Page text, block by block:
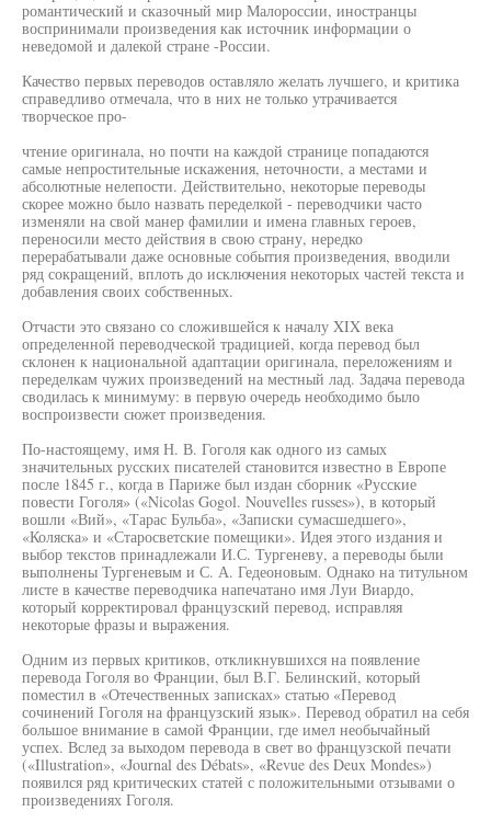
романтический и сказочный мир Малороссии, иностранцы
воспринимали произведения как источник информации о
неведомой и далекой стране -России.
Качество первых переводов оставляло желать лучшего, и критика
справедливо отмечала, что в них не только утрачивается
творческое про-
чтение оригинала, но почти на каждой странице попадаются
самые непростительные искажения, неточности, а местами и
абсолютные нелепости. Действительно, некоторые переводы
скорее можно было назвать переделкой - переводчики часто
изменяли на свой манер фамилии и имена главных героев,
переносили место действия в свою страну, нередко
перерабатывали даже основные события произведения, вводили
ряд сокращений, вплоть до исключения некоторых частей текста и
добавления своих собственных.
Отчасти это связано со сложившейся к началу XIX века
определенной переводческой традицией, когда перевод был
склонен к национальной адаптации оригинала, переложениям и
переделкам чужих произведений на местный лад. Задача перевода
сводилась к минимуму: в первую очередь необходимо было
воспроизвести сюжет произведения.
По-настоящему, имя Н. В. Гоголя как одного из самых
значительных русских писателей становится известно в Европе
после 1845 г., когда в Париже был издан сборник «Русские
повести Гоголя» («Nicolas Gogol. Nouvelles russes»), в который
вошли «Вий», «Тарас Бульба», «Записки сумасшедшего»,
«Коляска» и «Старосветские помещики». Идея этого издания и
выбор текстов принадлежали И.С. Тургеневу, а переводы были
выполнены Тургеневым и С. А. Гедеоновым. Однако на титульном
листе в качестве переводчика напечатано имя Луи Виардо,
который корректировал французский перевод, исправляя
некоторые фразы и выражения.
Одним из первых критиков, откликнувшихся на появление
перевода Гоголя во Франции, был В.Г. Белинский, который
поместил в «Отечественных записках» статью «Перевод
сочинений Гоголя на французский язык». Перевод обратил на себя
большое внимание в самой Франции, где имел необычайный
успех. Вслед за выходом перевода в свет во французской печати
(«Illustration», «Journal des Débats», «Revue des Deux Mondes»)
появился ряд критических статей с положительными отзывами о
произведениях Гоголя.